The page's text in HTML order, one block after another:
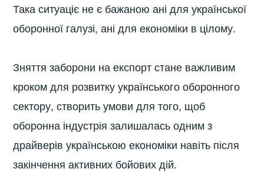
Така ситуаціє не є бажаною ані для української
оборонної галузі, ані для економіки в цілому.
Зняття заборони на експорт стане важливим
кроком для розвитку українського оборонного
сектору, створить умови для того, щоб
оборонна індустрія залишалась одним з
драйверів українською економіки навіть після
закінчення активних бойових дій.